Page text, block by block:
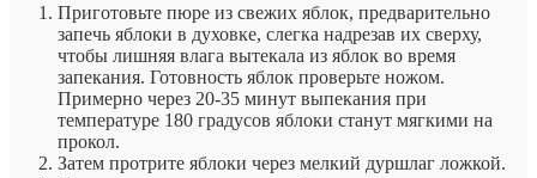
Приготовьте пюре из свежих яблок, предварительно
запечь яблоки в духовке, слегка надрезав их сверху,
чтобы лишняя влага вытекала из яблок во время
запекания. Готовность яблок проверьте ножом.
Примерно через 20-35 минут выпекания при
температуре 180 градусов яблоки станут мягкими на
прокол.
Затем протрите яблоки через мелкий дуршлаг ложкой.